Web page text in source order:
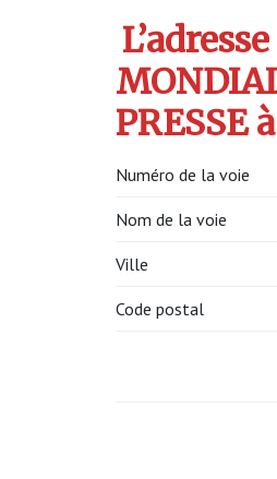
PRESSE
Numéro de la voie
Nom de la voie
Ville
Code postal